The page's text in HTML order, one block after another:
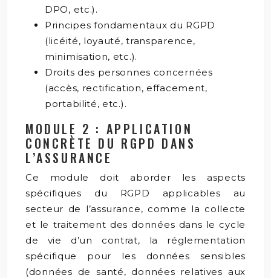
DPO, etc.).
Principes fondamentaux du RGPD
(licéité, loyauté, transparence,
minimisation, etc.).
Droits des personnes concernées
(accès, rectification, effacement,
portabilité, etc.).
MODULE 2 : APPLICATION
CONCRÈTE DU RGPD DANS
L’ASSURANCE
Ce module doit aborder les aspects
spécifiques du RGPD applicables au
secteur de l’assurance, comme la collecte
et le traitement des données dans le cycle
de vie d’un contrat, la réglementation
spécifique pour les données sensibles
(données de santé, données relatives aux